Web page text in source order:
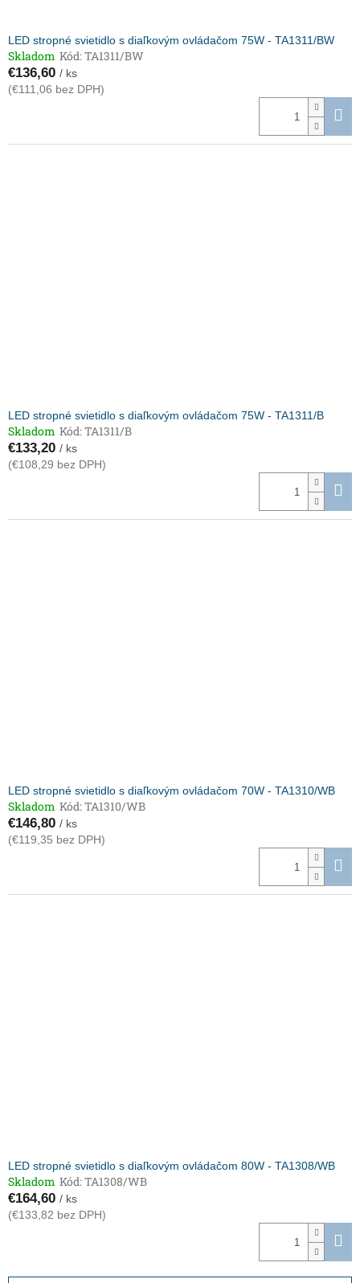
LED stropné svietidlo s diaľkovým ovládačom 75W - TA1311/BW
Skladom Kód:TA1311/BW
€136,60 / ks
(€111,06 bez DPH)
LED stropné svietidlo s diaľkovým ovládačom 75W - TA1311/B
Skladom Kód:TA1311/B
€133,20 / ks
(€108,29 bez DPH)
LED stropné svietidlo s diaľkovým ovládačom 70W - TA1310/WB
Skladom Kód:TA1310/WB
€146,80 / ks
(€119,35 bez DPH)
LED stropné svietidlo s diaľkovým ovládačom 80W - TA1308/WB
Skladom Kód:TA1308/WB
€164,60 / ks
(€133,82 bez DPH)